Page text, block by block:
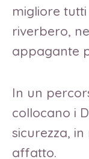
migliore
riverbero,
appagante
In un
collocano i
sicurezza,
affatto.